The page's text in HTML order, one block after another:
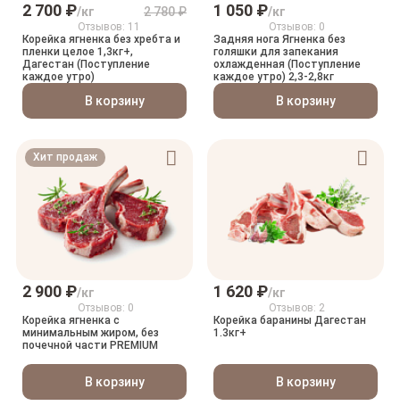
2 700 ₽/кг 2 780 ₽
Отзывов: 11
Корейка ягненка без хребта и
пленки целое 1,3кг+,
Дагестан (Поступление
каждое утро)
В корзину
1 050 ₽/кг
Отзывов: 0
Задняя нога Ягненка без
голяшки для запекания
охлажденная (Поступление
каждое утро) 2,3-2,8кг
В корзину
Хит продаж
2 900 ₽/кг
Отзывов: 0
Корейка ягненка с
минимальным жиром, без
почечной части PREMIUM
В корзину
1 620 ₽/кг
Отзывов: 2
Корейка баранины Дагестан
1.3кг+
В корзину